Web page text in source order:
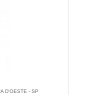
D'OESTE - SP